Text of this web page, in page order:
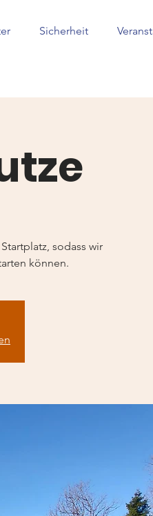
Sicherheit
sodass wir
können.